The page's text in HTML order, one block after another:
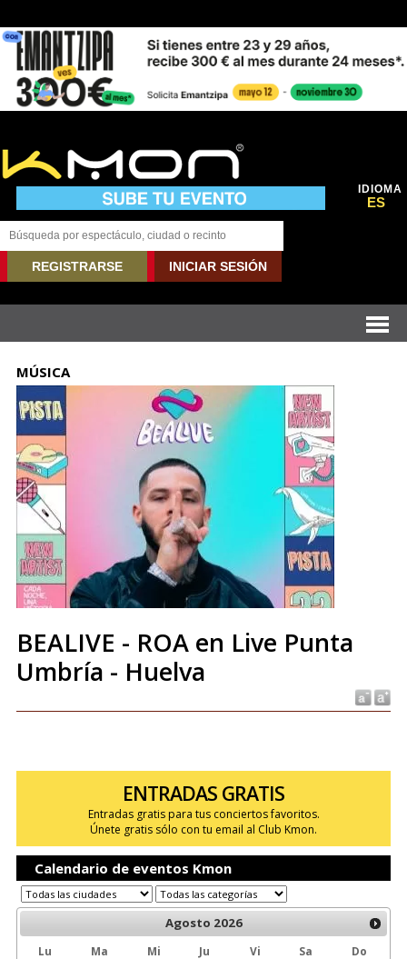
IDIOMA
ES
REGISTRARSE INICIAR SESIÓN
MÚSICA
BEALIVE - ROA en Live Punta
Umbría - Huelva
ENTRADAS GRATIS
Entradas gratis para tus conciertos favoritos.
Únete gratis sólo con tu email al Club Kmon.
Calendario de eventos Kmon
Agosto 2026
Lu Ma Mi Ju Vi Sa
Do